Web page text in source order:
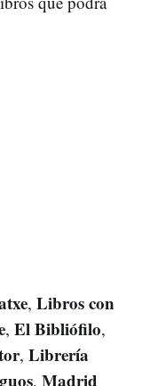
, Libros con
, El Bibliófilo,
, Librería
, Madrid